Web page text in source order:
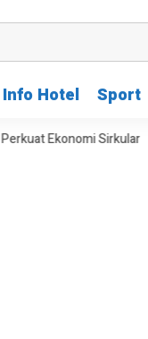
Info Hotel Sport
Ekonomi Sirkular